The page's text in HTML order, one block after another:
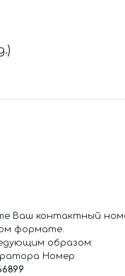
Ваш контактный
формате.
образом:
Номер